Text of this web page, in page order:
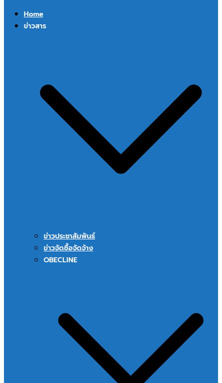
Home
ข่าวสาร
ข่าวประชาสัมพันธ์
ข่าวจัดซื้อจัดจ้าง
OBECLINE